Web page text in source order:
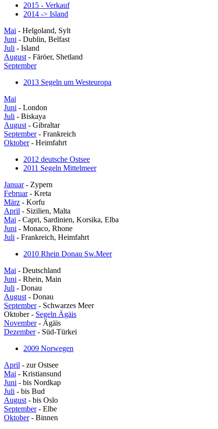
2015 - Verkauf
2014 -> Island
Mai - Helgoland, Sylt
Juni - Dublin, Belfast
Juli - Island
August - Färöer, Shetland
September
2013 Segeln um Westeuropa
Mai
Juni - London
Juli - Biskaya
August - Gibraltar
September- Frankreich
Oktober- Heimfahrt
2012 deutsche Ostsee
2011 Segeln Mittelmeer
Januar- Zypern
Februar- Kreta
März - Korfu
April - Sizilien, Malta
Mai - Capri, Sardinien, Korsika, Elba
Juni - Monaco, Rhone
Juli - Frankreich, Heimfahrt
2010 Rhein Donau Sw.Meer
Mai - Deutschland
Juni - Rhein, Main
Juli - Donau
August - Donau
September- Schwarzes Meer
Oktober - Segeln Ägäis
November- Ägäis
Dezember- Süd-Türkei
2009 Norwegen
April - zur Ostsee
Mai - Kristiansund
Juni - bis Nordkap
Juli - bis Bud
August - bis Oslo
September- Elbe
Oktober- Binnen